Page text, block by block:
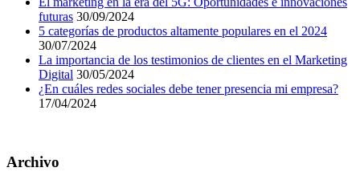
futuras 30/09/2024
5 categorías de productos altamente populares en el 2024
30/07/2024
La importancia de los testimonios de clientes en el Marketing
Digital 30/05/2024
¿En cuáles redes sociales debe tener presencia mi empresa?
17/04/2024
Archivo